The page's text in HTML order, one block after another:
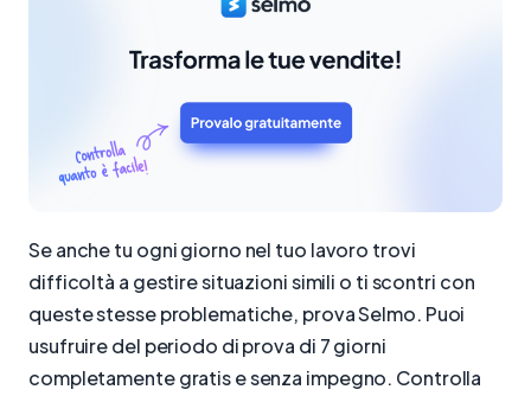
Se anche tu ogni giorno nel tuo lavoro trovi
difficoltà a gestire situazioni simili o ti scontri con
queste stesse problematiche, prova Selmo. Puoi
usufruire del periodo di prova di 7 giorni
completamente gratis e senza impegno. Controlla